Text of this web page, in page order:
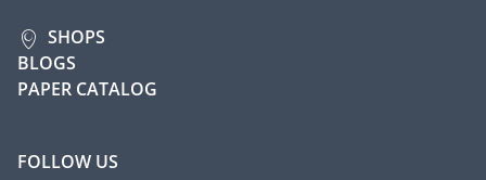
SHOPS
BLOGS
PAPER CATALOG
FOLLOW US